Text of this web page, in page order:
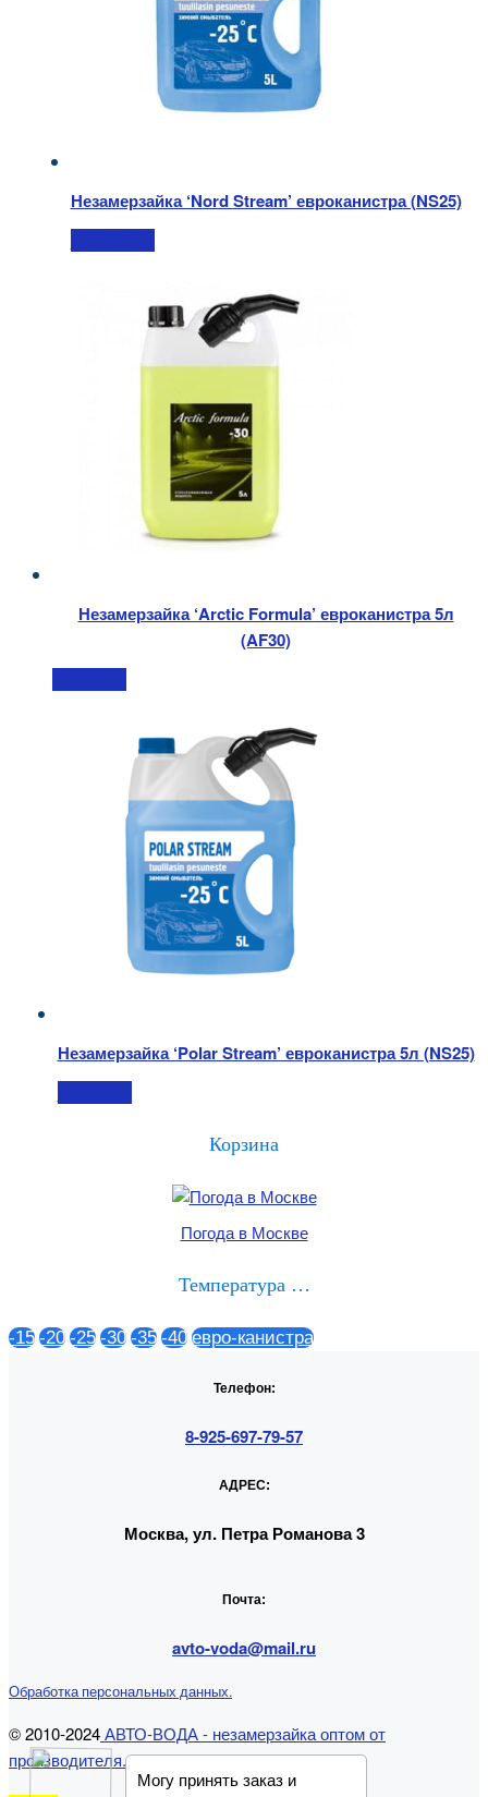
Незамерзайка ‘Nord Stream’ евроканистра (NS25)
Незамерзайка ‘Arctic Formula’ евроканистра 5л
(AF30)
Незамерзайка ‘Polar Stream’ евроканистра 5л (NS25)
Корзина
Погода в Москве
Температура …
-15 -20 -25 -30 -35 -40 евро-канистра
Телефон:
8-925-697-79-57
АДРЕС:
Москва, ул. Петра Романова 3
Почта:
avto-voda@mail.ru
Обработка персональных данных.
© 2010-2024АВТО-ВОДА - незамерзайка оптом от
производителя.
Могу принять заказ и